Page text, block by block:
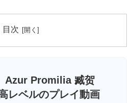
目次
Azur Promilia 臧贺
レベルのプレイ動画